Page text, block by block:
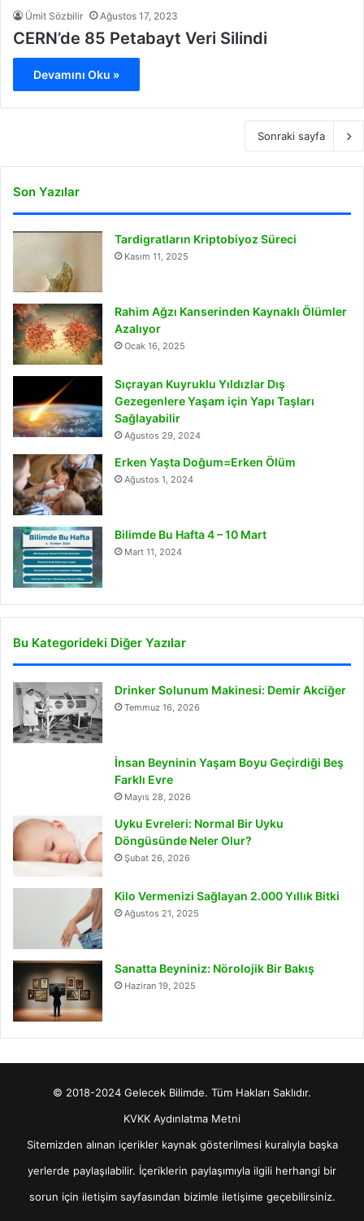
Ümit Sözbilir Ağustos 17, 2023
CERN’de 85 Petabayt Veri Silindi
Devamını Oku »
Sonraki sayfa
Son Yazılar
Tardigratların Kriptobiyoz Süreci
Kasım 11, 2025
Rahim Ağzı Kanserinden Kaynaklı Ölümler
Azalıyor
Ocak 16, 2025
Sıçrayan Kuyruklu Yıldızlar Dış
Gezegenlere Yaşam için Yapı Taşları
Sağlayabilir
Ağustos 29, 2024
Erken Yaşta Doğum=Erken Ölüm
Ağustos 1, 2024
Bilimde Bu Hafta 4 – 10 Mart
Mart 11, 2024
Bu Kategorideki Diğer Yazılar
Drinker Solunum Makinesi: Demir Akciğer
Temmuz 16, 2026
İnsan Beyninin Yaşam Boyu Geçirdiği Beş
Farklı Evre
Mayıs 28, 2026
Uyku Evreleri: Normal Bir Uyku
Döngüsünde Neler Olur?
Şubat 26, 2026
Kilo Vermenizi Sağlayan 2.000 Yıllık Bitki
Ağustos 21, 2025
Sanatta Beyniniz: Nörolojik Bir Bakış
Haziran 19, 2025
© 2018-2024 Gelecek Bilimde. Tüm Hakları Saklıdır.
KVKK Aydınlatma Metni
Sitemizden alınan içerikler kaynak gösterilmesi kuralıyla başka
yerlerde paylaşılabilir. İçeriklerin paylaşımıyla ilgili herhangi bir
sorun için iletişimsayfasından bizimle iletişime geçebilirsiniz.